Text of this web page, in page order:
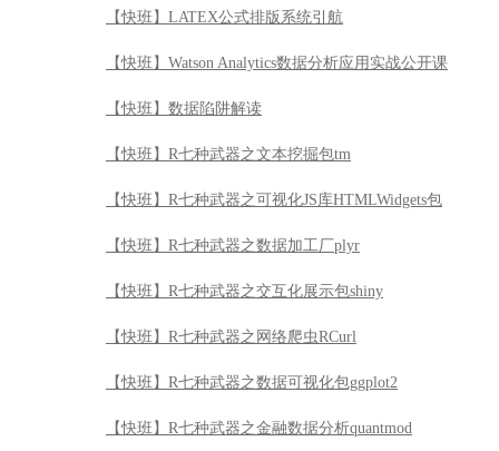
【快班】LATEX公式排版系统引航
【快班】Watson Analytics数据分析应用实战公开课
【快班】数据陷阱解读
【快班】R七种武器之文本挖掘包tm
【快班】R七种武器之可视化JS库HTMLWidgets包
【快班】R七种武器之数据加工厂plyr
【快班】R七种武器之交互化展示包shiny
【快班】R七种武器之网络爬虫RCurl
【快班】R七种武器之数据可视化包ggplot2
【快班】R七种武器之金融数据分析quantmod